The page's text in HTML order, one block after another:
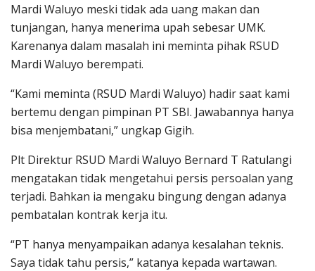
Mardi Waluyo meski tidak ada uang makan dan
tunjangan, hanya menerima upah sebesar UMK.
Karenanya dalam masalah ini meminta pihak RSUD
Mardi Waluyo berempati.
“Kami meminta (RSUD Mardi Waluyo) hadir saat kami
bertemu dengan pimpinan PT SBI. Jawabannya hanya
bisa menjembatani,” ungkap Gigih.
Plt Direktur RSUD Mardi Waluyo Bernard T Ratulangi
mengatakan tidak mengetahui persis persoalan yang
terjadi. Bahkan ia mengaku bingung dengan adanya
pembatalan kontrak kerja itu.
“PT hanya menyampaikan adanya kesalahan teknis.
Saya tidak tahu persis,” katanya kepada wartawan.